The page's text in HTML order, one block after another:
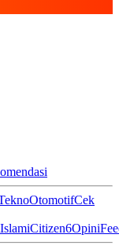
OtomotifCek
IslamiCitizen6Opini